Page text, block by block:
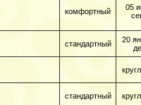
комфортный
05
стандартный
20
стандартный